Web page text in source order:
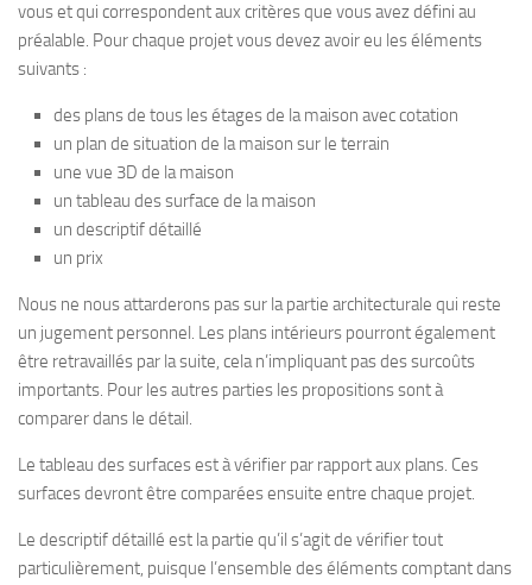
vous et qui correspondent aux critères que vous avez défini au
préalable. Pour chaque projet vous devez avoir eu les éléments
suivants :
des plans de tous les étages de la maison avec cotation
un plan de situation de la maison sur le terrain
une vue 3D de la maison
un tableau des surface de la maison
un descriptif détaillé
un prix
Nous ne nous attarderons pas sur la partie architecturale qui reste
un jugement personnel. Les plans intérieurs pourront également
être retravaillés par la suite, cela n’impliquant pas des surcoûts
importants. Pour les autres parties les propositions sont à
comparer dans le détail.
Le tableau des surfaces est à vérifier par rapport aux plans. Ces
surfaces devront être comparées ensuite entre chaque projet.
Le descriptif détaillé est la partie qu’il s’agit de vérifier tout
particulièrement, puisque l’ensemble des éléments comptant dans